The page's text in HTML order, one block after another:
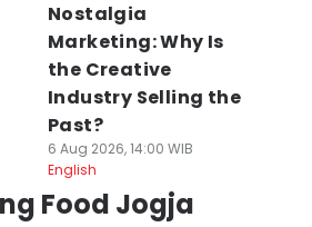
Nostalgia
Marketing: Why Is
the Creative
Industry Selling the
Past?
6 Aug 2026, 14:00 WIB
English
Food Jogja